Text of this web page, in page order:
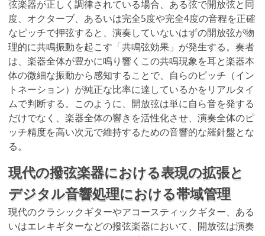
弦楽器が正しく調律されている場合、ある弦で開放弦と同
度、オクターブ、あるいは完全5度や完全4度の音程を正確
なピッチで押弦すると、演奏していないはずの開放弦が物
理的に共鳴振動を起こす「共鳴弦効果」が発生する。奏者
は、楽器全体が豊かに鳴り響くこの共鳴現象を耳と楽器本
体の微細な振動から感知することで、自らのピッチ（イン
トネーション）が純正な比率に達しているかをリアルタイ
ムで判断する。このように、開放弦は単に自ら音を発する
だけでなく、楽器全体の響きを活性化させ、演奏全体のピ
ッチ精度を高い次元で維持するための音響的な羅針盤とな
る。
現代の撥弦楽器における表現の拡張と
デジタル音響処理における帯域管理
現代のクラシックギターやアコースティックギター、ある
いはエレキギターなどの撥弦楽器において、開放弦は演奏